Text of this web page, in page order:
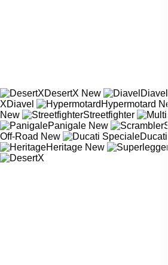
DesertX New Diavel
XDiavel
Hypermotard
New
Streetfighter
Panigale New
Off-Road New
Heritage New